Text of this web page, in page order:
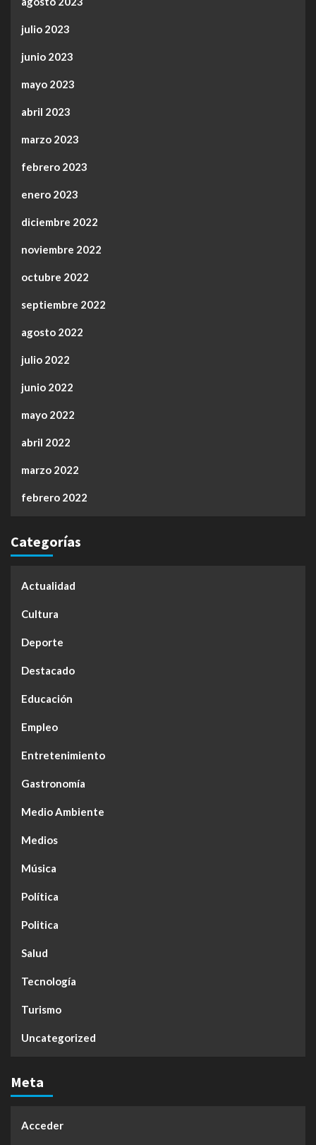
julio 2023
junio 2023
mayo 2023
abril 2023
marzo 2023
febrero 2023
enero 2023
diciembre 2022
noviembre 2022
octubre 2022
septiembre 2022
agosto 2022
julio 2022
junio 2022
mayo 2022
abril 2022
marzo 2022
febrero 2022
Categorías
Actualidad
Cultura
Deporte
Destacado
Educación
Empleo
Entretenimiento
Gastronomía
Medio Ambiente
Medios
Música
Política
Politica
Salud
Tecnología
Turismo
Uncategorized
Meta
Acceder